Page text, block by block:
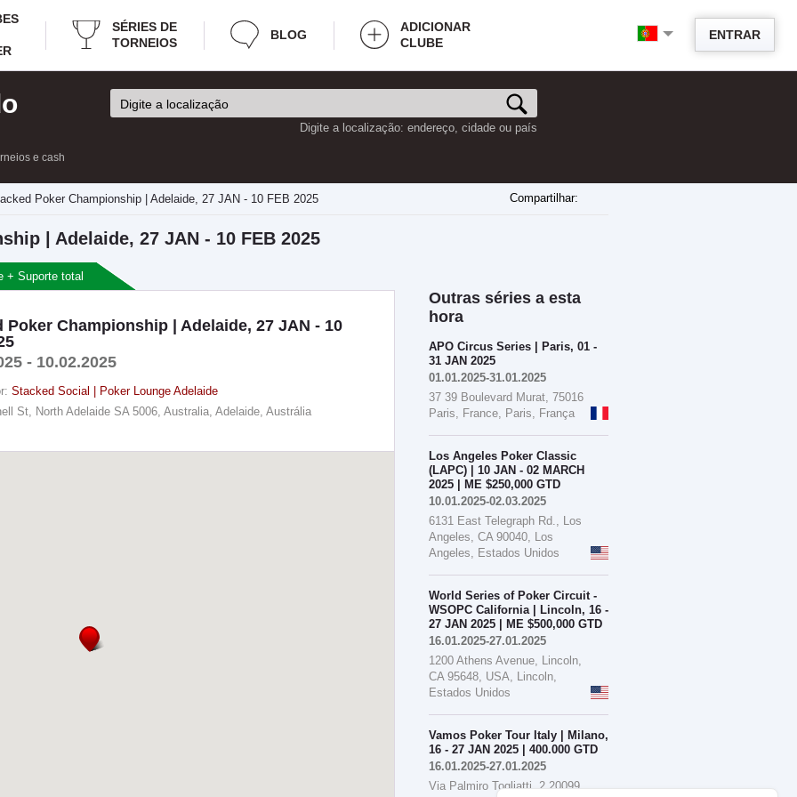
ENTRAR
SÉRIES DE
TORNEIOS
BLOG
ADICIONAR
CLUBE
e cash
Digite a localização: endereço, cidade ou país
Compartilhar:
Poker Championship | Adelaide, 27 JAN - 10 FEB 2025
| Adelaide, 27 JAN - 10 FEB 2025
+ Suporte total
Poker Championship | Adelaide, 27 JAN - 10
- 10.02.2025
Stacked Social | Poker Lounge Adelaide
St, North Adelaide SA 5006, Australia, Adelaide, Austrália
Outras séries a esta
hora
APO Circus Series | Paris, 01 -
31 JAN 2025
01.01.2025-31.01.2025
37 39 Boulevard Murat, 75016
Paris, France, Paris, França
Los Angeles Poker Classic
(LAPC) | 10 JAN - 02 MARCH
2025 | ME $250,000 GTD
10.01.2025-02.03.2025
6131 East Telegraph Rd., Los
Angeles, CA 90040, Los
Angeles, Estados Unidos
World Series of Poker Circuit -
WSOPC California | Lincoln, 16 -
27 JAN 2025 | ME $500,000 GTD
16.01.2025-27.01.2025
1200 Athens Avenue, Lincoln,
CA 95648, USA, Lincoln,
Estados Unidos
Vamos Poker Tour Italy | Milano,
16 - 27 JAN 2025 | 400.000 GTD
16.01.2025-27.01.2025
Via Palmiro Togliatti, 2 20099